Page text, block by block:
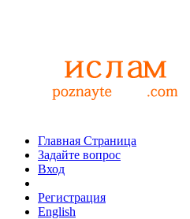
Главная Страница
Задайте вопрос
Вход
Регистрация
English